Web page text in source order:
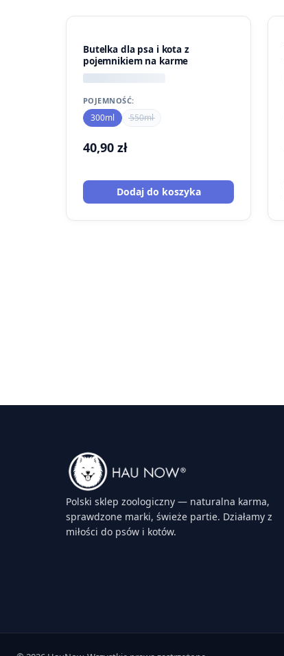
PROMOCJA
Butelka dla psa i kota z
pojemnikiem na karme
POJEMNOŚĆ:
300ml 550ml
40,90 zł
Dodaj do koszyka
Polski sklep zoologiczny — naturalna karma,
sprawdzone marki, świeże partie. Działamy z
miłości do psów i kotów.